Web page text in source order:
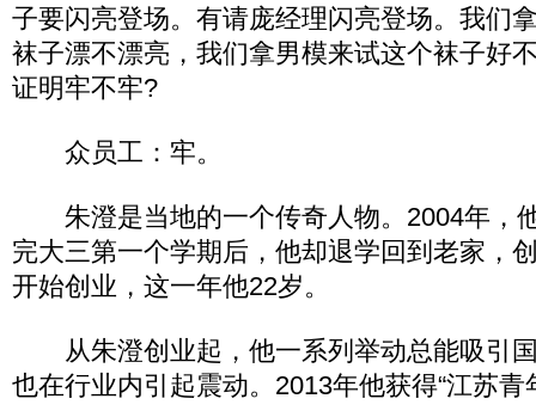
子要闪亮登场。有请庞经理闪亮登场。我们
袜子漂不漂亮，我们拿男模来试这个袜子好
证明牢不牢?
众员工：牢。
朱澄是当地的一个传奇人物。2004年，
完大三第一个学期后，他却退学回到老家，
开始创业，这一年他22岁。
从朱澄创业起，他一系列举动总能吸引
也在行业内引起震动。2013年他获得“江苏青